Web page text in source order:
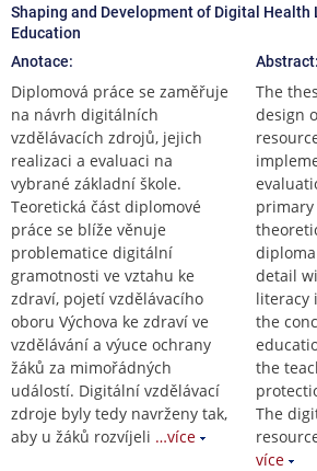
Shaping and Development of Digital Health
Education
Anotace:
Diplomová práce se zaměřuje
na návrh digitálních
vzdělávacích zdrojů, jejich
realizaci a evaluaci na
vybrané základní škole.
Teoretická část diplomové
práce se blíže věnuje
problematice digitální
gramotnosti ve vztahu ke
zdraví, pojetí vzdělávacího
oboru Výchova ke zdraví ve
vzdělávání a výuce ochrany
žáků za mimořádných
událostí. Digitální vzdělávací
zdroje byly tedy navrženy tak,
aby u žáků rozvíjeli …více
Abstract:
The
design
primary
detail
literacy
the
the
The
více